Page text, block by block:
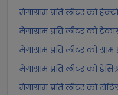
मेगाग्राम प्रति लीटर को
मेगाग्राम प्रति लीटर को
मेगाग्राम प्रति लीटर को
मेगाग्राम प्रति लीटर को
मेगाग्राम प्रति लीटर को